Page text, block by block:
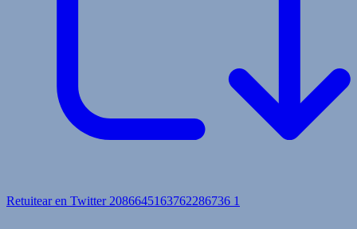
Retuitear en Twitter 2086645163762286736 1